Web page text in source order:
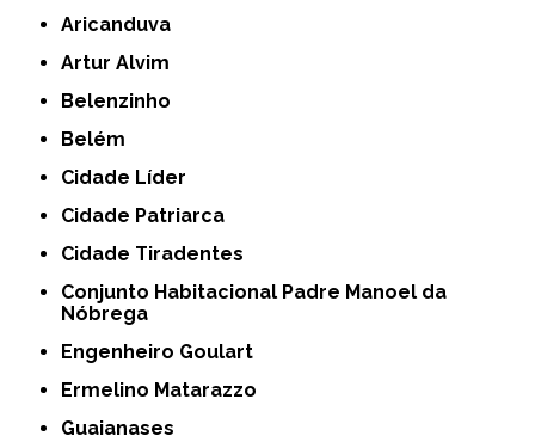
Aricanduva
Artur Alvim
Belenzinho
Belém
Cidade Líder
Cidade Patriarca
Cidade Tiradentes
Conjunto Habitacional Padre Manoel da
Nóbrega
Engenheiro Goulart
Ermelino Matarazzo
Guaianases